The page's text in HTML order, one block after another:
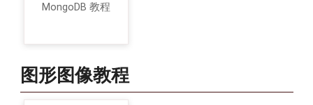
MongoDB 教程
图形图像教程